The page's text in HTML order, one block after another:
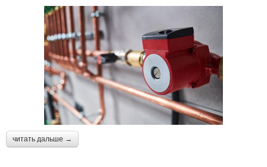
читать дальше →